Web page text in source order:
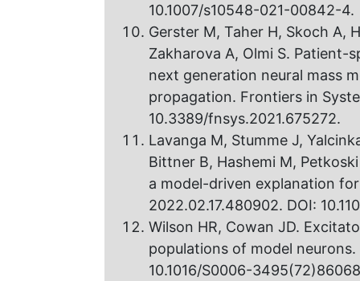
10.1007/s10548-021-00842-4.
Gerster M, Taher H, Skoch A,
Zakharova A, Olmi S.
next generation neural mass
propagation. Frontiers in
10.3389/fnsys.2021.675272.
Lavanga M, Stumme J,
Bittner B, Hashemi M,
a model-driven explanation
2022.02.17.480902. DOI:
Wilson HR, Cowan JD.
populations of model neurons.
10.1016/S0006-